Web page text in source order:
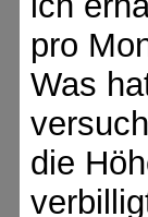
pro
Was
die